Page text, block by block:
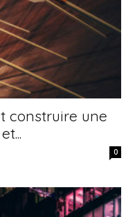
construire une
0